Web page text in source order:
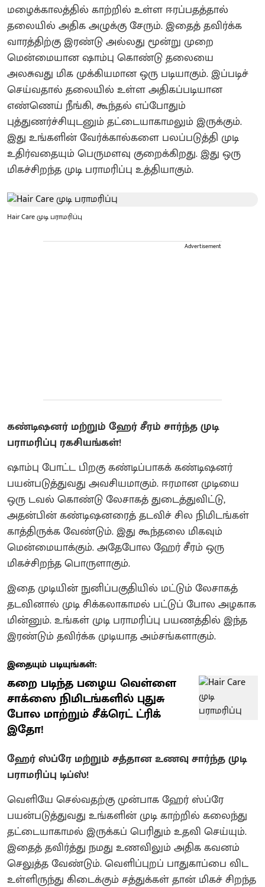
மழைக்காலத்தில் காற்றில் உள்ள ஈரப்பதத்தால்
தலையில் அதிக அழுக்கு சேரும். இதைத் தவிர்க்க
வாரத்திற்கு இரண்டு அல்லது மூன்று முறை
மென்மையான ஷாம்பு கொண்டு தலையை
அலசுவது மிக முக்கியமான ஒரு படியாகும். இப்படிச்
செய்வதால் தலையில் உள்ள அதிகப்படியான
எண்ணெய் நீங்கி, கூந்தல் எப்போதும்
புத்துணர்ச்சியுடனும் தட்டையாகாமலும் இருக்கும்.
இது உங்களின் வேர்க்கால்களை பலப்படுத்தி முடி
உதிர்வதையும் பெருமளவு குறைக்கிறது. இது ஒரு
மிகச்சிறந்த முடி பராமரிப்பு உத்தியாகும்.
Hair Care முடி பராமரிப்பு
Advertisement
கண்டிஷனர் மற்றும் ஹேர் சீரம் சார்ந்த முடி
பராமரிப்பு ரகசியங்கள்!
ஷாம்பு போட்ட பிறகு கண்டிப்பாகக் கண்டிஷனர்
பயன்படுத்துவது அவசியமாகும். ஈரமான முடியை
ஒரு டவல் கொண்டு லேசாகத் துடைத்துவிட்டு,
அதன்பின் கண்டிஷனரைத் தடவிச் சில நிமிடங்கள்
காத்திருக்க வேண்டும். இது கூந்தலை மிகவும்
மென்மையாக்கும். அதேபோல ஹேர் சீரம் ஒரு
மிகச்சிறந்த பொருளாகும்.
இதை முடியின் நுனிப்பகுதியில் மட்டும் லேசாகத்
தடவினால் முடி சிக்கலாகாமல் பட்டுப் போல அழகாக
மின்னும். உங்கள் முடி பராமரிப்பு பயணத்தில் இந்த
இரண்டும் தவிர்க்க முடியாத அம்சங்களாகும்.
இதையும் படியுங்கள்:
கறை படிந்த பழைய வெள்ளை
சாக்ஸை நிமிடங்களில் புதுசு
போல மாற்றும் சீக்ரெட் ட்ரிக்
இதோ!
ஹேர் ஸ்ப்ரே மற்றும் சத்தான உணவு சார்ந்த முடி
பராமரிப்பு டிப்ஸ்!
வெளியே செல்வதற்கு முன்பாக ஹேர் ஸ்ப்ரே
பயன்படுத்துவது உங்களின் முடி காற்றில் கலைந்து
தட்டையாகாமல் இருக்கப் பெரிதும் உதவி செய்யும்.
இதைத் தவிர்த்து நமது உணவிலும் அதிக கவனம்
செலுத்த வேண்டும். வெளிப்புறப் பாதுகாப்பை விட
உள்ளிருந்து கிடைக்கும் சத்துக்கள் தான் மிகச் சிறந்த